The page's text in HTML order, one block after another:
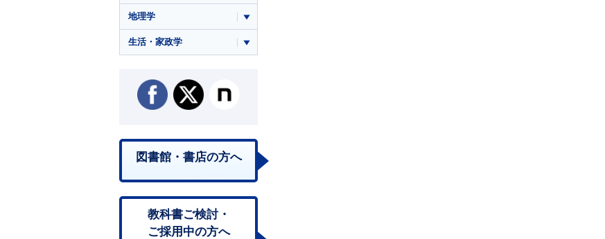
地理学
生活・家政学
図書館・書店の方へ
教科書ご検討・
ご採用中の方へ